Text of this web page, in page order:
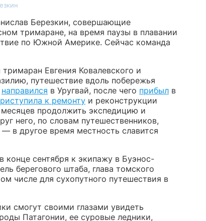
Березкин, совершающие
тримаране, на время паузы в плавании
по Южной Америке. Сейчас команда
Евгения Ковалевского и
путешествие вдоль побережья
направился в Уругвай, после чего прибыл в
к ремонту и реконструкции
продолжить экспедицию и
него, по словам путешественников,
в другое время местность славится
конце сентября к экипажу в Буэнос-
берегового штаба, глава томского
числе для сухопутного путешествия в
смогут своими глазами увидеть
Патагонии, ее суровые ледники,